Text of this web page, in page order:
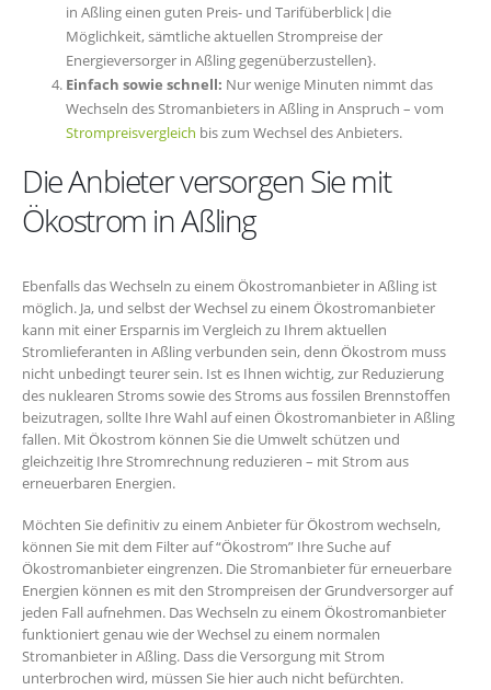
in Aßling einen guten Preis- und Tarifüberblick|die
Möglichkeit, sämtliche aktuellen Strompreise der
Energieversorger in Aßling gegenüberzustellen}.
Einfach sowie schnell: Nur wenige Minuten nimmt das
Wechseln des Stromanbieters in Aßling in Anspruch – vom
Strompreisvergleich bis zum Wechsel des Anbieters.
Die Anbieter versorgen Sie mit
Ökostrom in Aßling
Ebenfalls das Wechseln zu einem Ökostromanbieter in Aßling ist
möglich. Ja, und selbst der Wechsel zu einem Ökostromanbieter
kann mit einer Ersparnis im Vergleich zu Ihrem aktuellen
Stromlieferanten in Aßling verbunden sein, denn Ökostrom muss
nicht unbedingt teurer sein. Ist es Ihnen wichtig, zur Reduzierung
des nuklearen Stroms sowie des Stroms aus fossilen Brennstoffen
beizutragen, sollte Ihre Wahl auf einen Ökostromanbieter in Aßling
fallen. Mit Ökostrom können Sie die Umwelt schützen und
gleichzeitig Ihre Stromrechnung reduzieren – mit Strom aus
erneuerbaren Energien.
Möchten Sie definitiv zu einem Anbieter für Ökostrom wechseln,
können Sie mit dem Filter auf “Ökostrom” Ihre Suche auf
Ökostromanbieter eingrenzen. Die Stromanbieter für erneuerbare
Energien können es mit den Strompreisen der Grundversorger auf
jeden Fall aufnehmen. Das Wechseln zu einem Ökostromanbieter
funktioniert genau wie der Wechsel zu einem normalen
Stromanbieter in Aßling. Dass die Versorgung mit Strom
unterbrochen wird, müssen Sie hier auch nicht befürchten.